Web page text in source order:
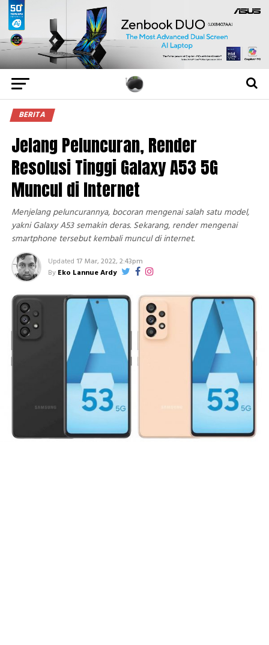
BERITA
Jelang Peluncuran, Render
Resolusi Tinggi Galaxy A53 5G
Muncul di Internet
Menjelang peluncurannya, bocoran mengenai salah satu model,
yakni Galaxy A53 semakin deras. Sekarang, render mengenai
smartphone tersebut kembali muncul di internet.
Updated 17 Mar, 2022, 2:43pm
By Eko Lannue Ardy